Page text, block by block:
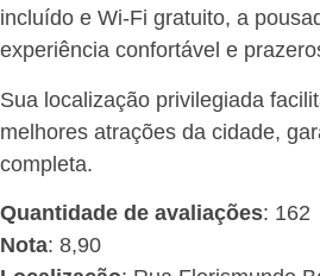
incluído e Wi-Fi gratuito, a
experiência confortável e
Sua localização privilegiada
melhores atrações da cidade,
completa.
Quantidade de avaliações: 162
Nota: 8,90